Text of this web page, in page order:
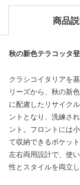
商品
秋の新色テラコッタ
クラシコイタリアを
リーズから、秋の新
に配慮したリサイク
ントとなり、洗練さ
ント。フロントには
て収納できるポケット
左右両用設計で、使
性とスタイルを両立し